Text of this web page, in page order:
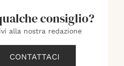
consiglio?
alla nostra redazione
CONTATTACI